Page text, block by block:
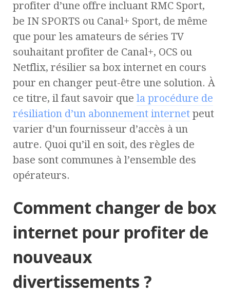
profiter d’une offre incluant RMC Sport,
be IN SPORTS ou Canal+ Sport, de même
que pour les amateurs de séries TV
souhaitant profiter de Canal+, OCS ou
Netflix, résilier sa box internet en cours
pour en changer peut-être une solution. À
ce titre, il faut savoir que la procédure de
résiliation d’un abonnement internet peut
varier d’un fournisseur d’accès à un
autre. Quoi qu’il en soit, des règles de
base sont communes à l’ensemble des
opérateurs.
Comment changer de box
internet pour profiter de
nouveaux
divertissements ?